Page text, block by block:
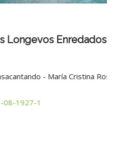
Enredados En
- María Cristina Rosales
1